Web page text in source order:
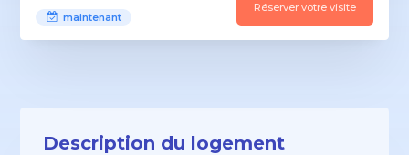
maintenant
Réserver votre visite
Description du logement